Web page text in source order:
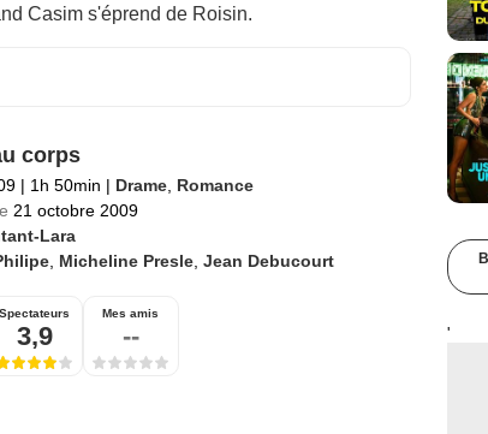
Casim s'éprend de Roisin.
corps
| 1h 50min | Drame, Romance
21 octobre 2009
Lara
, Micheline Presle, Jean Debucourt
Spectateurs
3,9
Mes amis
-- '